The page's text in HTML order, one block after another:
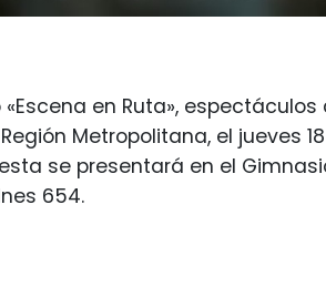
en Ruta»,
Metropolitana, el jueves
se presentará en el
654.